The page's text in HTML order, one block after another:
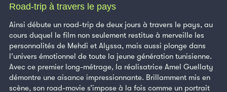
Road-trip à travers le pays
Ainsi débute un road-trip de deux jours à travers le pays, au
cours duquel le film non seulement restitue à merveille les
personnalités de Mehdi et Alyssa, mais aussi plonge dans
l’univers émotionnel de toute la jeune génération tunisienne.
Avec ce premier long-métrage, la réalisatrice Amel Guellaty
démontre une aisance impressionnante. Brillamment mis en
scène, son road-movie s’impose à la fois comme un portrait